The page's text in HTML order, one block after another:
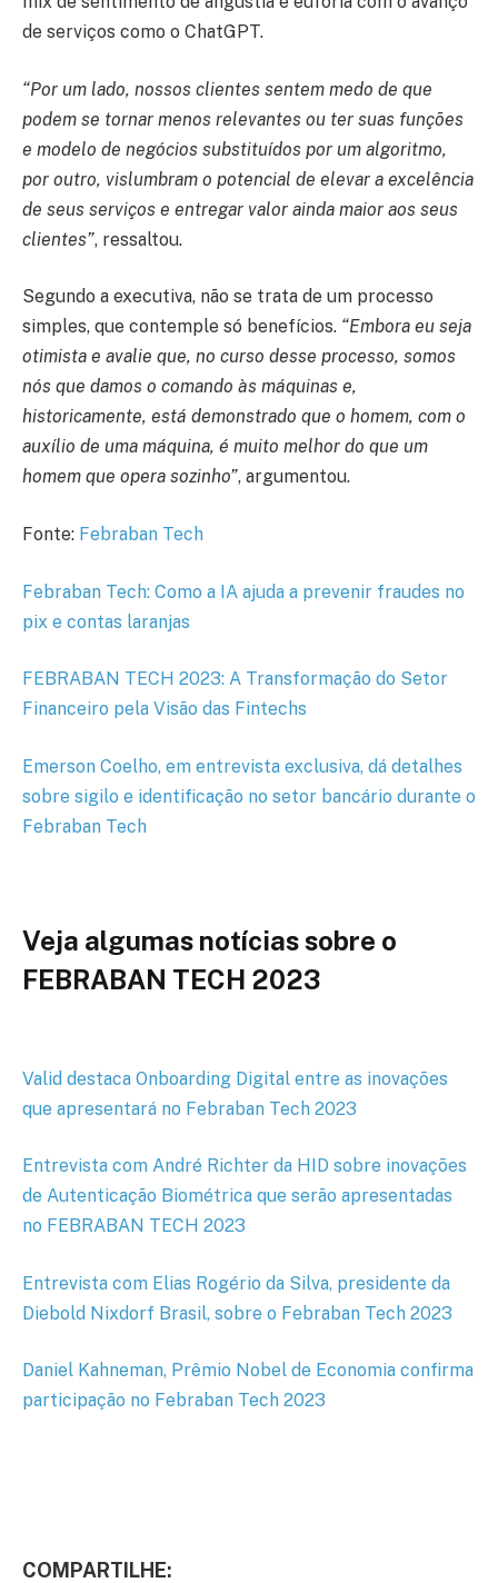
de serviços como o ChatGPT.
“Por um lado, nossos clientes sentem medo de que
podem se tornar menos relevantes ou ter suas funções
e modelo de negócios substituídos por um algoritmo,
por outro, vislumbram o potencial de elevar a excelência
de seus serviços e entregar valor ainda maior aos seus
clientes”, ressaltou.
Segundo a executiva, não se trata de um processo
simples, que contemple só benefícios. “Embora eu seja
otimista e avalie que, no curso desse processo, somos
nós que damos o comando às máquinas e,
historicamente, está demonstrado que o homem, com o
auxílio de uma máquina, é muito melhor do que um
homem que opera sozinho”, argumentou.
Fonte: Febraban Tech
Febraban Tech: Como a IA ajuda a prevenir fraudes no
pix e contas laranjas
FEBRABAN TECH 2023: A Transformação do Setor
Financeiro pela Visão das Fintechs
Emerson Coelho, em entrevista exclusiva, dá detalhes
sobre sigilo e identificação no setor bancário durante o
Febraban Tech
Veja algumas notícias sobre o
FEBRABAN TECH 2023
Valid destaca Onboarding Digital entre as inovações
que apresentará no Febraban Tech 2023
Entrevista com André Richter da HID sobre inovações
de Autenticação Biométrica que serão apresentadas
no FEBRABAN TECH 2023
Entrevista com Elias Rogério da Silva, presidente da
Diebold Nixdorf Brasil, sobre o Febraban Tech 2023
Daniel Kahneman, Prêmio Nobel de Economia confirma
participação no Febraban Tech 2023
COMPARTILHE: